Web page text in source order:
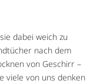
dabei weich zu
nach dem
von Geschirr –
viele von uns denken